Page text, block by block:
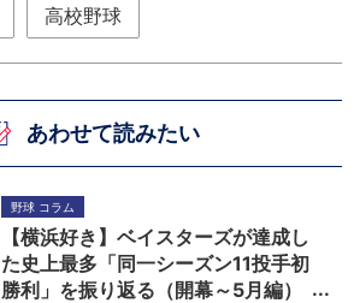
高校野球
あわせて読みたい
野球 コラム
【横浜好き】ベイスターズが達成し
た史上最多「同一シーズン11投手初
勝利」を振り返る（開幕～5月編）